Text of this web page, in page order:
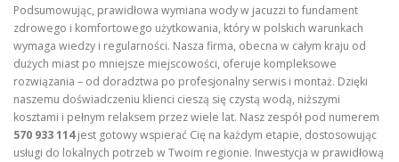
Podsumowując, prawidłowa wymiana wody w jacuzzi to fundament
zdrowego i komfortowego użytkowania, który w polskich warunkach
wymaga wiedzy i regularności. Nasza firma, obecna w całym kraju od
dużych miast po mniejsze miejscowości, oferuje kompleksowe
rozwiązania – od doradztwa po profesjonalny serwis i montaż. Dzięki
naszemu doświadczeniu klienci cieszą się czystą wodą, niższymi
kosztami i pełnym relaksem przez wiele lat. Nasz zespół pod numerem
570 933 114jest gotowy wspierać Cię na każdym etapie, dostosowując
usługi do lokalnych potrzeb w Twoim regionie. Inwestycja w prawidłową